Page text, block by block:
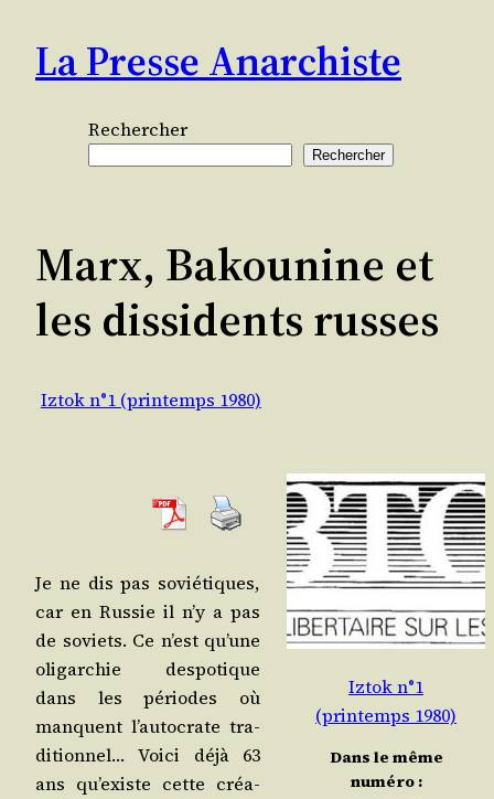
contenu
La Presse Anarchiste
Rechercher
Rechercher
Marx, Bakounine et
les dissidents russes
Iztok n°1 (printemps 1980)
Je ne dis pas sovié­tiques,
car en Rus­sie il n’y a pas
de soviets. Ce n’est qu’une
oli­gar­chie des­po­tique
dans les périodes où
manquent l’au­to­crate tra­
di­tion­nel… Voi­ci déjà 63
ans qu’existe cette créa­
Iztok n°1
(printemps 1980)
Dans le même
numéro :